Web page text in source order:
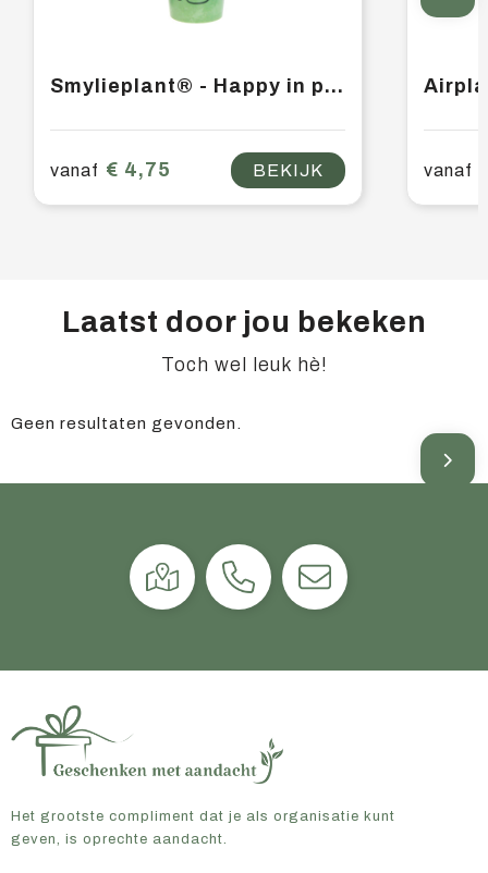
Smylieplant® - Happy in papercup (small)
vanaf € 4,75 BEKIJK vanaf
Laatst door jou bekeken
Toch wel leuk hè!
Geen resultaten gevonden.
Het grootste compliment dat je als organisatie kunt
geven, is oprechte aandacht.